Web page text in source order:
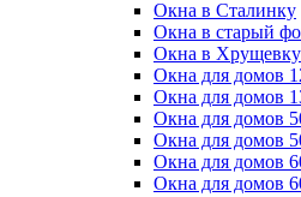
Окна в Сталинку
Окна в старый
Окна в Хрущевку
Окна для домов
Окна для домов
Окна для домов
Окна для домов
Окна для домов
Окна для домов